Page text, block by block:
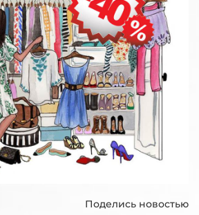
Поделись новостью